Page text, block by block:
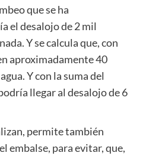
que se ha
el desalojo de 2 mil
Y se calcula que, con
aproximadamente 40
Y con la suma del
llegar al desalojo de 6
permite también
embalse, para evitar, que,